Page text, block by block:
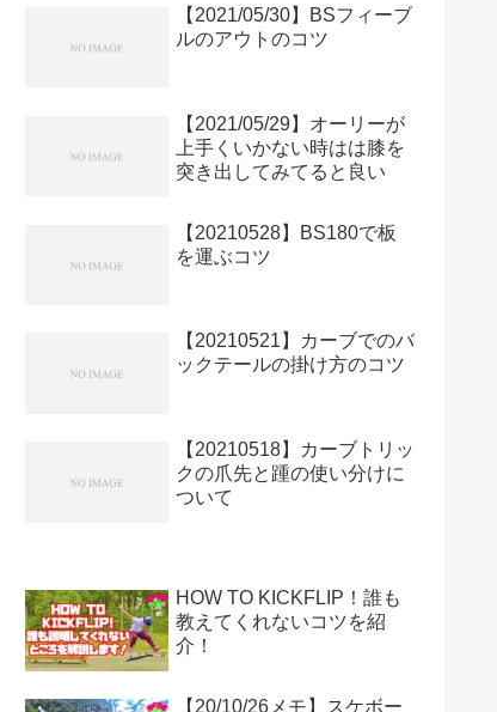
【2021/05/30】BSフィーブ
ルのアウトのコツ
【2021/05/29】オーリーが
上手くいかない時はは膝を
突き出してみてると良い
【20210528】BS180で板
を運ぶコツ
【20210521】カーブでのバ
ックテールの掛け方のコツ
【20210518】カーブトリッ
クの爪先と踵の使い分けに
ついて
HOW TO KICKFLIP！誰も
教えてくれないコツを紹
介！
【20/10/26メモ】スケボー